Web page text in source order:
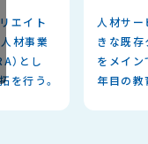
エイト
材事業
）とし
を行う。
人材サー
きな既存
をメイン
年目の教